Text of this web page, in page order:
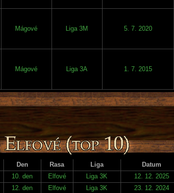
Mágové Liga 3M 5. 7. 2020
Mágové Liga 3A 1. 7. 2015
Den Rasa Liga Datum
10. den Elfové Liga 3K 12. 12. 2025
12. den Elfové Liga 3K 23. 12. 2024